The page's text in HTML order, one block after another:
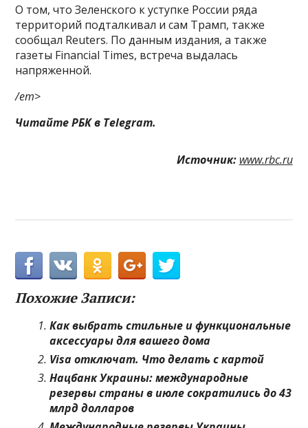
О том, что Зеленского к уступке России ряда
территорий подталкивал и сам Трамп, также
сообщал Reuters. По данным издания, а также
газеты Financial Times, встреча выдалась
напряженной.
/em>
Читайте РБК в Telegram.
Источник: www.rbc.ru
Похожие Записи:
Как выбрать стильные и функциональные
аксессуары для вашего дома
Visa отключат. Что делать с картой
Нацбанк Украины: международные
резервы страны в июле сократились до 43
млрд долларов